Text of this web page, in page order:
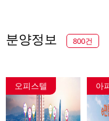
분양정보 800건
오피스텔 아